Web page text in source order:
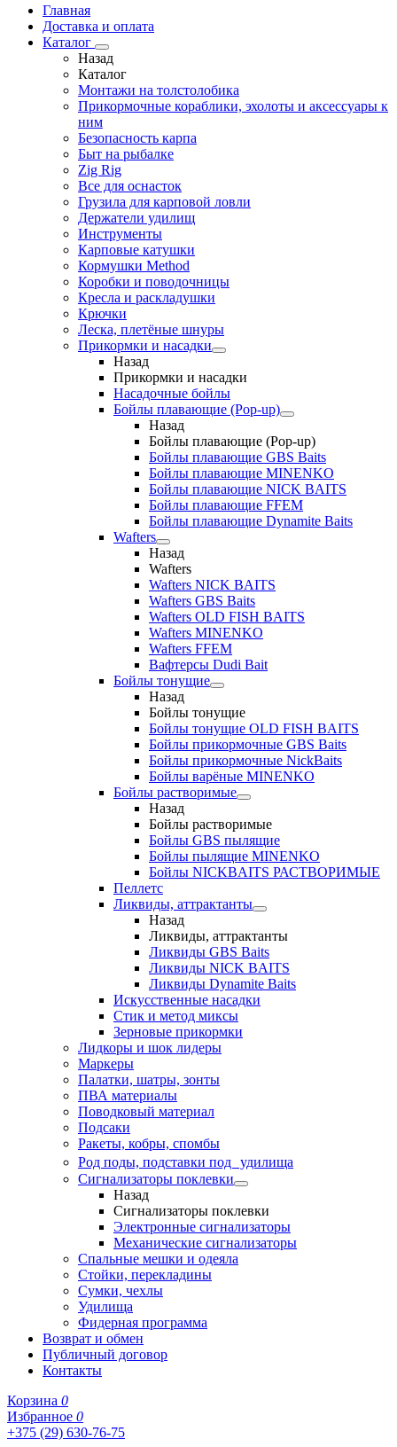
Главная
Доставка и оплата
Каталог
Назад
Каталог
Монтажи на толстолобика
Прикормочные кораблики, эхолоты и аксессуары к
ним
Безопасность карпа
Быт на рыбалке
Zig Rig
Все для оснасток
Грузила для карповой ловли
Держатели удилищ
Инструменты
Карповые катушки
Кормушки Method
Коробки и поводочницы
Кресла и раскладушки
Крючки
Леска, плетёные шнуры
Прикормки и насадки
Назад
Прикормки и насадки
Насадочные бойлы
Бойлы плавающие (Pop-up)
Назад
Бойлы плавающие (Pop-up)
Бойлы плавающие GBS Baits
Бойлы плавающие MINENKO
Бойлы плавающие NICK BAITS
Бойлы плавающие FFEM
Бойлы плавающие Dynamite Baits
Wafters
Назад
Wafters
Wafters NICK BAITS
Wafters GBS Baits
Wafters OLD FISH BAITS
Wafters MINENKO
Wafters FFEM
Вафтерсы Dudi Bait
Бойлы тонущие
Назад
Бойлы тонущие
Бойлы тонущие OLD FISH BAITS
Бойлы прикормочные GBS Baits
Бойлы прикормочные NickBaits
Бойлы варёные MINENKO
Бойлы растворимые
Назад
Бойлы растворимые
Бойлы GBS пылящие
Бойлы пылящие MINENKO
Бойлы NICKBAITS РАСТВОРИМЫЕ
Пеллетс
Ликвиды, аттрактанты
Назад
Ликвиды, аттрактанты
Ликвиды GBS Baits
Ликвиды NICK BAITS
Ликвиды Dynamite Baits
Искусственные насадки
Стик и метод миксы
Зерновые прикормки
Лидкоры и шок лидеры
Маркеры
Палатки, шатры, зонты
ПВА материалы
Поводковый материал
Подсаки
Ракеты, кобры, спомбы
Род поды, подставки под удилища
Сигнализаторы поклевки
Назад
Сигнализаторы поклевки
Электронные сигнализаторы
Механические сигнализаторы
Спальные мешки и одеяла
Стойки, перекладины
Сумки, чехлы
Удилища
Фидерная программа
Возврат и обмен
Публичный договор
Контакты
Корзина 0
Избранное 0
+375 (29) 630-76-75